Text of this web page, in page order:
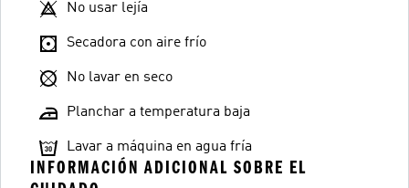
No usar lejía
Secadora con aire frío
No lavar en seco
Planchar a temperatura baja
Lavar a máquina en agua fría
INFORMACIÓN ADICIONAL SOBRE EL